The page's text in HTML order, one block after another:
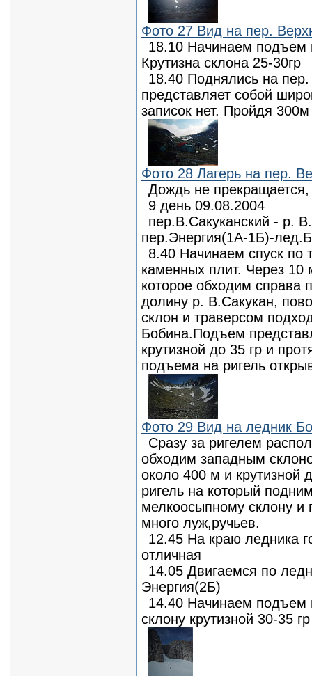
Фото 27 Вид на пер.
18.10 Начинаем подъем
Крутизна склона 25-30гр
18.40 Поднялись на
представляет собой
записок нет. Пройдя
Фото 28 Лагерь на пер.
Дождь не
9 день 09.08.2004
пер.В.Сакуканский - р.
пер.Энергия(1А-1Б)-
8.40 Начинаем спуск по
каменных плит. Через 10
которое обходим справа
долину р. В.Сакукан,
склон и траверсом
Бобина.Подъем
крутизной до 35 гр и
подъема на ригель
Фото 29 Вид на ледник
Сразу за ригелем
обходим западным
около 400 м и крутизной
ригель на который
мелкоосыпному склону и
много луж,ручьев.
12.45 На краю ледника
отличная
14.05 Двигаемся по
Энергия(2Б)
14.40 Начинаем подъем
склону крутизной 30-35 гр